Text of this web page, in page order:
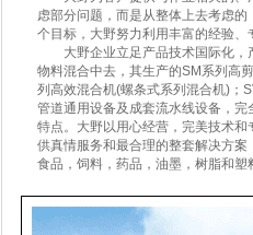
虑部分问题，而是从整体上去考虑
个目标，大野努力利用丰富的经验、
大野企业立足产品技术国际化，
物料混合中去，其生产的SM 系列高
列高效混合机(螺条式系列混合机)；
管道通用设备及成套流水线设备，
特点。大野以用心经营，完美技术
供真情服务和最合理的整套解决方案
食品，饲料，药品，油墨，树脂和塑